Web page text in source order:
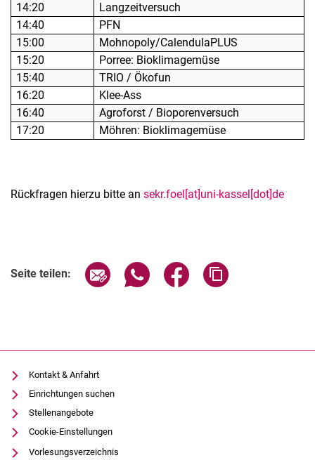
14:20
Langzeitversuch
14:40
PFN
15:00
Mohnopoly/CalendulaPLUS
15:20
Porree: Bioklimagemüse
15:40
TRIO / Ökofun
16:20
Klee-Ass
16:40
Agroforst / Bioporenversuch
17:20
Möhren: Bioklimagemüse
Rückfragen hierzu bitte an sekr.foel[at]uni-kassel[dot]de
Seite teilen: Seite über E-Mail teilen
Seite über WhatsApp teilen
Seite über Facebook
Kontakt & Anfahrt
Einrichtungen suchen
Stellenangebote
Cookie-Einstellungen
Vorlesungsverzeichnis